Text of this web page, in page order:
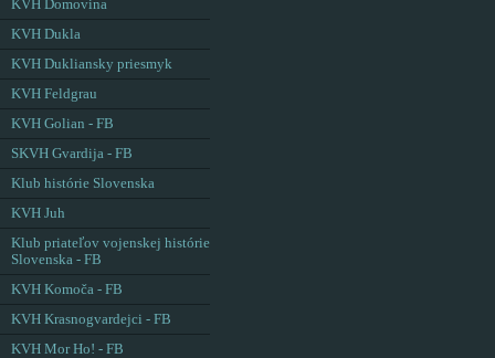
KVH Domovina
KVH Dukla
KVH Dukliansky priesmyk
KVH Feldgrau
KVH Golian - FB
SKVH Gvardija - FB
Klub histórie Slovenska
KVH Juh
Klub priateľov vojenskej histórie
Slovenska - FB
KVH Komoča - FB
KVH Krasnogvardejci - FB
KVH Mor Ho! - FB